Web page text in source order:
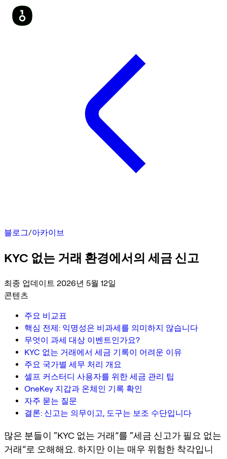
블로그/아카이브
KYC 없는 거래 환경에서의 세금 신고
최종 업데이트 2026년 5월 12일
콘텐츠
주요 비교표
핵심 전제: 익명성은 비과세를 의미하지 않습니다
무엇이 과세 대상 이벤트인가요?
KYC 없는 거래에서 세금 기록이 어려운 이유
주요 국가별 세무 처리 개요
셀프 커스터디 사용자를 위한 세금 관리 팁
OneKey 지갑과 온체인 기록 확인
자주 묻는 질문
결론: 신고는 의무이고, 도구는 보조 수단입니다
많은 분들이 “KYC 없는 거래”를 “세금 신고가 필요 없는
거래”로 오해해요. 하지만 이는 매우 위험한 착각입니